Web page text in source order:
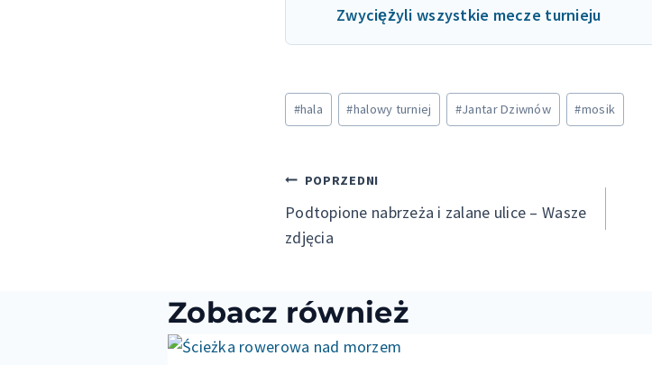
Zwyciężyli wszystkie mecze turnieju
Tagi
wpisu:
#hala #halowy turniej #Jantar Dziwnów #mosik
Nawigacja
wpisu
POPRZEDNI
Podtopione nabrzeża i zalane ulice – Wasze
zdjęcia
Zobacz również